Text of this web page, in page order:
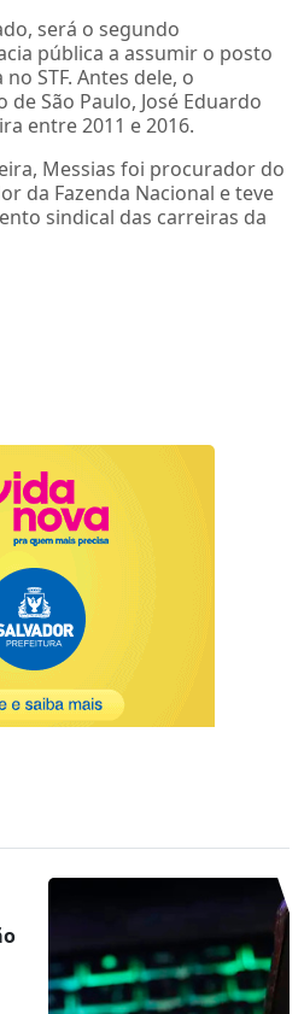
será o segundo
pública a assumir o posto
STF. Antes dele, o
São Paulo, José Eduardo
entre 2011 e 2016.
Messias foi procurador do
da Fazenda Nacional e teve
sindical das carreiras da